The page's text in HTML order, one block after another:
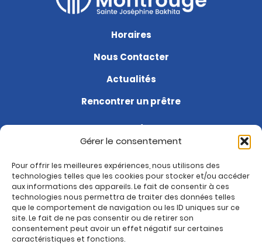
Gérer le consentement
Pour offrir les meilleures expériences, nous utilisons des
technologies telles que les cookies pour stocker et/ou accéder
aux informations des appareils. Le fait de consentir à ces
technologies nous permettra de traiter des données telles
que le comportement de navigation ou les ID uniques sur ce
site. Le fait de ne pas consentir ou de retirer son
consentement peut avoir un effet négatif sur certaines
caractéristiques et fonctions.
Horaires
Nous Contacter
Actualités
Rencontrer un prêtre
Agenda
Questions fréquentes
Je suis nouveau
Rejoignez-nous sur :
Paroisse de Montrouge